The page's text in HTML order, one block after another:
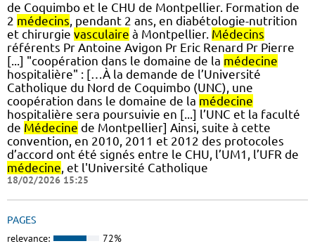
de Coquimbo et le CHU de Montpellier. Formation de
2 médecins, pendant 2 ans, en diabétologie-nutrition
et chirurgie vasculaire à Montpellier. Médecins
référents Pr Antoine Avigon Pr Eric Renard Pr Pierre
[...] "coopération dans le domaine de la médecine
hospitalière" : […À la demande de l’Université
Catholique du Nord de Coquimbo (UNC), une
coopération dans le domaine de la médecine
hospitalière sera poursuivie en [...] l’UNC et la faculté
de Médecine de Montpellier] Ainsi, suite à cette
convention, en 2010, 2011 et 2012 des protocoles
d’accord ont été signés entre le CHU, l’UM1, l’UFR de
médecine, et l'Université Catholique
18/02/2026 15:25
PAGES
relevance: 72%